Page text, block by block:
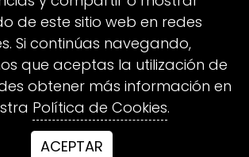
de este sitio web en redes
Si continúas navegando,
que aceptas la utilización de
obtener más información en
Política de Cookies.
ACEPTAR